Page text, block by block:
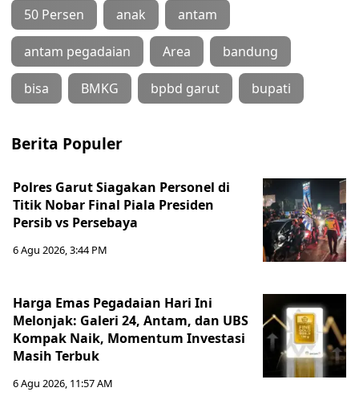
50 Persen anak antam
antam pegadaian Area bandung
bisa BMKG bpbd garut bupati
Berita Populer
Polres Garut Siagakan Personel di
Titik Nobar Final Piala Presiden
Persib vs Persebaya
6 Agu 2026, 3:44 PM
Harga Emas Pegadaian Hari Ini
Melonjak: Galeri 24, Antam, dan UBS
Kompak Naik, Momentum Investasi
Masih Terbuk
6 Agu 2026, 11:57 AM